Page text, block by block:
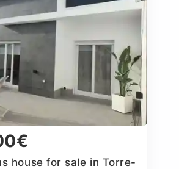
house for sale in Torre-